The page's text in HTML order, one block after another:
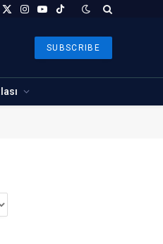
X
Instagram
YouTubeTikTok
SUBSCRIBE